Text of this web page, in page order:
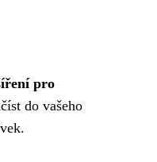
pro
do vašeho